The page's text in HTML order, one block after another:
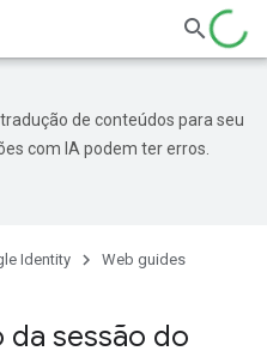
de conteúdos para seu
com IA podem ter erros.
Identity
Web guides
sessão do